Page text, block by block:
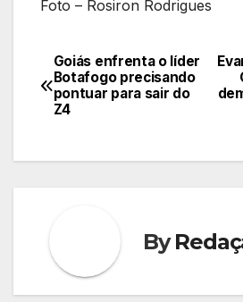
Foto – Rosiron Rodrigues
Navegação
de
Goiás enfrenta o líder
Botafogo precisando
pontuar para sair do
Z4
By